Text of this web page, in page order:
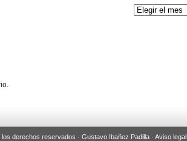
Historial
derechos reservados · Gustavo Ibañez Padilla · Aviso legal